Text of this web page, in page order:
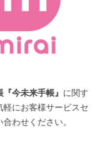
今未来手帳』 に関す
にお客様サービスセ
わせください。